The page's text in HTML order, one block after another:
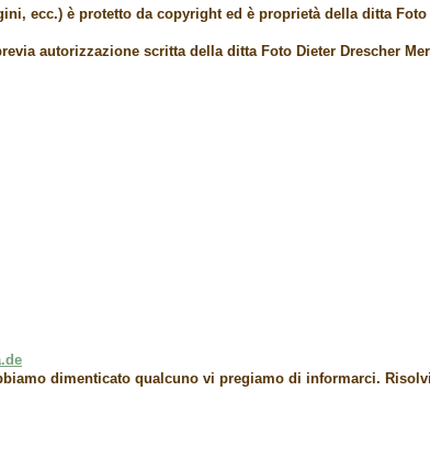
ecc.) è protetto da copyright ed è proprietà della ditta
autorizzazione scritta della ditta Foto Dieter Drescher
dimenticato qualcuno vi pregiamo di informarci.